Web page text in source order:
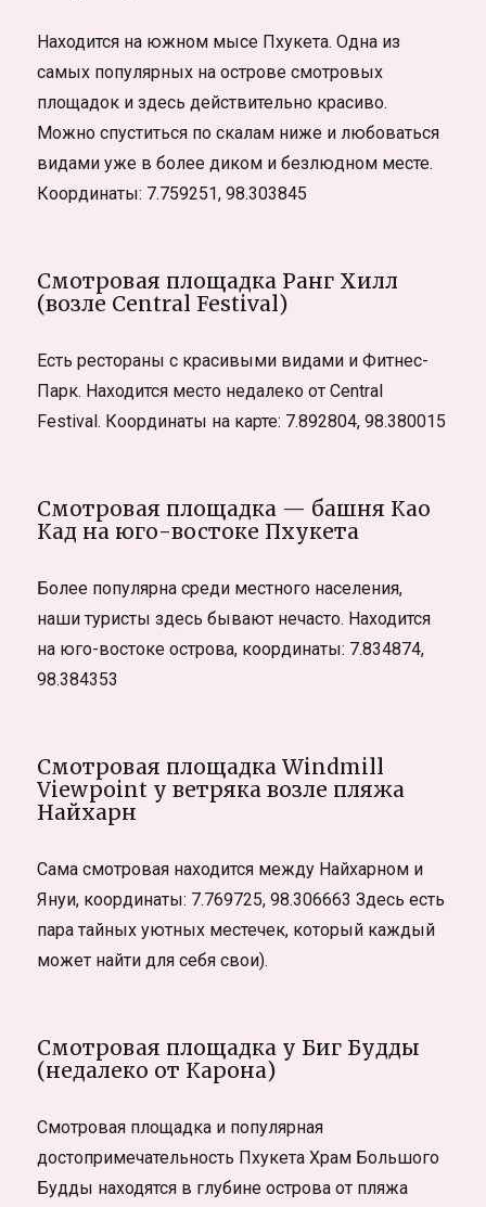
Находится на южном мысе Пхукета. Одна из
самых популярных на острове смотровых
площадок и здесь действительно красиво.
Можно спуститься по скалам ниже и любоваться
видами уже в более диком и безлюдном месте.
Координаты: 7.759251, 98.303845
Смотровая площадка Ранг Хилл
(возле Central Festival)
Есть рестораны с красивыми видами и Фитнес-
Парк. Находится место недалеко от Central
Festival. Координаты на карте: 7.892804, 98.380015
Смотровая площадка — башня Као
Кад на юго-востоке Пхукета
Более популярна среди местного населения,
наши туристы здесь бывают нечасто. Находится
на юго-востоке острова, координаты: 7.834874,
98.384353
Смотровая площадка Windmill
Viewpoint у ветряка возле пляжа
Найхарн
Сама смотровая находится между Найхарном и
Януи, координаты: 7.769725, 98.306663 Здесь есть
пара тайных уютных местечек, который каждый
может найти для себя свои).
Смотровая площадка у Биг Будды
(недалеко от Карона)
Смотровая площадка и популярная
достопримечательность Пхукета Храм Большого
Будды находятся в глубине острова от пляжа